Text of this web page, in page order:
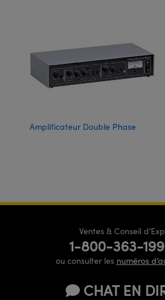
Amplificateur Double Phase
Ventes & Conseil
1-800-363-
ou consulter les numéros
CHAT EN